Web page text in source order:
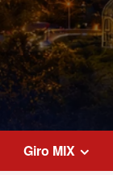
Giro MIX